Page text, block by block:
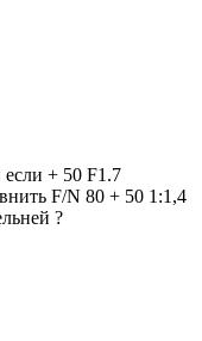
+ 50 F1.7
F/N 80 + 50 1:1,4
?